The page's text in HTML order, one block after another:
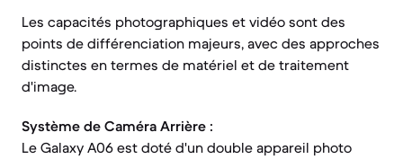
Les capacités photographiques et vidéo sont des
points de différenciation majeurs, avec des approches
distinctes en termes de matériel et de traitement
d'image.
Système de Caméra Arrière :
Le Galaxy A06 est doté d'un double appareil photo